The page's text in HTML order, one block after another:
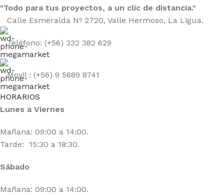
"Todo para tus proyectos, a un clic de distancia."
Calle Esmeralda Nº 2720, Valle Hermoso, La Ligua.
Teléfono: (+56) 332 382 629
Movil : (+56) 9 5689 8741
HORARIOS
Lunes a Viernes
Mañana: 09:00 a 14:00.
Tarde: 15:30 a 18:30.
Sábado
Mañana: 09:00 a 14:00.